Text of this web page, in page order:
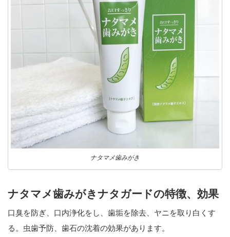
ナタマメ歯みがき
ナタマメ歯みがきナタガードの特徴、効果
口臭を防ぎ、口内浄化をし、歯垢を除去、ヤニを取り白くす
る。虫歯予防、歯石の沈着の効果があります。